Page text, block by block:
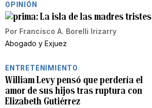
OPINIÓN
La isla de las madres tristes
Por Francisco A. Borelli Irizarry
Abogado y Exjuez
ENTRETENIMIENTO
William Levy pensó que perdería el
amor de sus hijos tras ruptura con
Elizabeth Gutiérrez